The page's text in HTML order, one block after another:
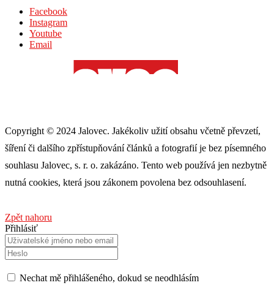
Facebook
Instagram
Youtube
Email
Copyright © 2024 Jalovec. Jakékoliv užití obsahu včetně převzetí,
šíření či dalšího zpřístupňování článků a fotografií je bez písemného
souhlasu Jalovec, s. r. o. zakázáno. Tento web používá jen nezbytně
nutná cookies, která jsou zákonem povolena bez odsouhlasení.
Zpět nahoru
Přihlásiť
Nechat mě přihlášeného, ​​dokud se neodhlásím